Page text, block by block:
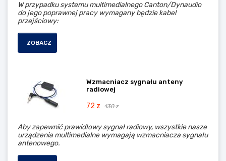
W przypadku systemu multimedialnego Canton/Dynaudio
do jego poprawnej pracy wymagany będzie kabel
przejściowy:
ZOBACZ
Wzmacniacz sygnału anteny
radiowej
72 z 130 z
Aby zapewnić prawidłowy sygnał radiowy, wszystkie nasze
urządzenia multimedialne wymagają wzmacniacza sygnału
antenowego.